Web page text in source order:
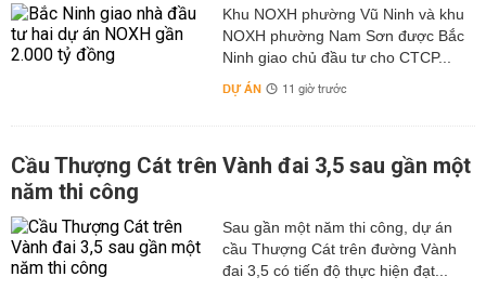
Khu NOXH phường Vũ Ninh và khu
NOXH phường Nam Sơn được Bắc
Ninh giao chủ đầu tư cho CTCP...
DỰ ÁN 11 giờ trước
Cầu Thượng Cát trên Vành đai 3,5 sau gần một
năm thi công
Sau gần một năm thi công, dự án
cầu Thượng Cát trên đường Vành
đai 3,5 có tiến độ thực hiện đạt...